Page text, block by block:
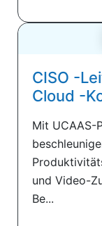
CISO -
Cloud -
Mit UCAAS-
und Video-
Be...